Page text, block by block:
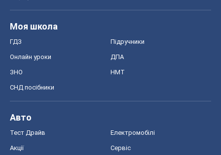
Моя школа
ГДЗ Підручники
Онлайн уроки ДПА
ЗНО НМТ
СНД посібники
Авто
Тест Драйв Електромобілі
Акції Сервіс